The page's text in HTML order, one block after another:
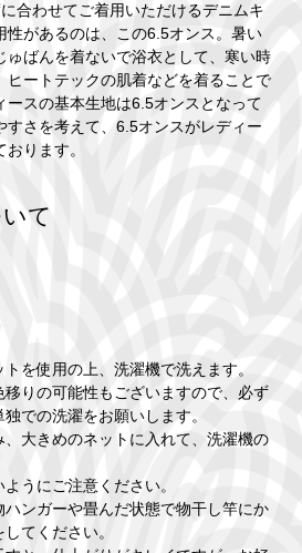
合わせてご着用いただけるデニムキ
性があるのは、この6.5オンス。暑い
ゅばんを着ないで浴衣として、寒い時
ヒートテックの肌着などを着ることで
ースの基本生地は6.5オンスとなって
すさを考えて、6.5オンスがレディー
ります。
て
を使用の上、洗濯機で洗えます。
移りの可能性もございますので、必ず
独での洗濯をお願いします。
、大きめのネットに入れて、洗濯機の
うにご注意ください。
ハンガーや畳んだ状態で物干し竿にか
てください。